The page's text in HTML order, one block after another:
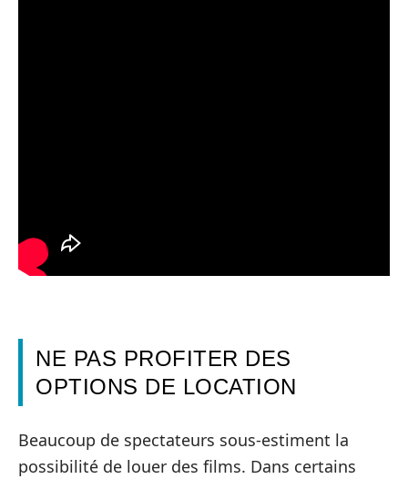
NE PAS PROFITER DES
OPTIONS DE LOCATION
Beaucoup de spectateurs sous-estiment la
possibilité de louer des films. Dans certains